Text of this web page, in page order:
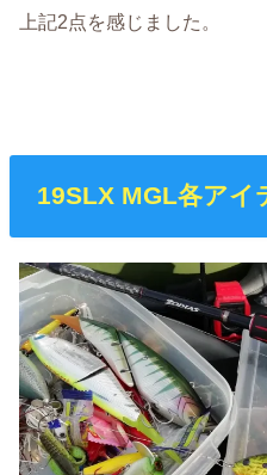
上記2点を感じました。
19SLX MGL各アイ